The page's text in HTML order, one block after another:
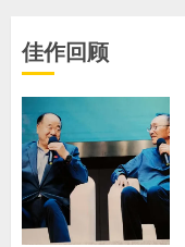
佳作回顾